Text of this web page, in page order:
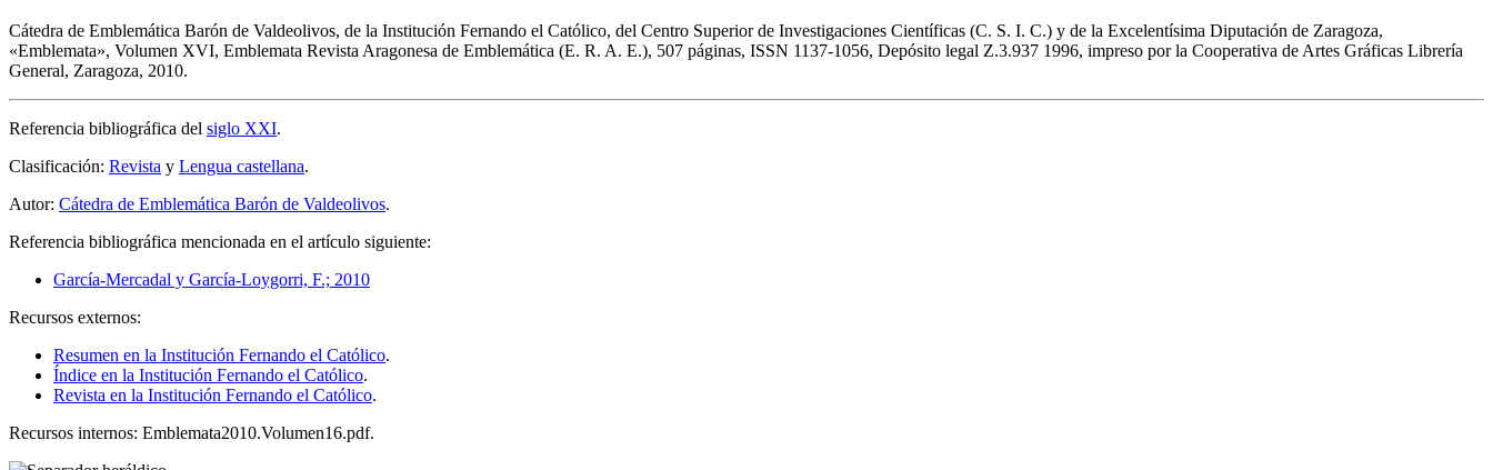
Cátedra de Emblemática Barón de Valdeolivos, de la Institución Fernando el Católico, del Centro Superior de Investigaciones Científicas (C. S. I. C.) y de la Excelentísima Diputación de Zaragoza,
«Emblemata», Volumen XVI, Emblemata Revista Aragonesa de Emblemática (E. R. A. E.), 507 páginas, ISSN 1137-1056, Depósito legal Z.3.937 1996, impreso por la Cooperativa de Artes Gráficas Librería
General, Zaragoza, 2010.
Referencia bibliográfica del siglo XXI.
Clasificación: Revista y Lengua castellana.
Autor: Cátedra de Emblemática Barón de Valdeolivos.
Referencia bibliográfica mencionada en el artículo siguiente:
García-Mercadal y García-Loygorri, F.; 2010
Recursos externos:
Resumen en la Institución Fernando el Católico.
Índice en la Institución Fernando el Católico.
Revista en la Institución Fernando el Católico.
Recursos internos: Emblemata2010.Volumen16.pdf.